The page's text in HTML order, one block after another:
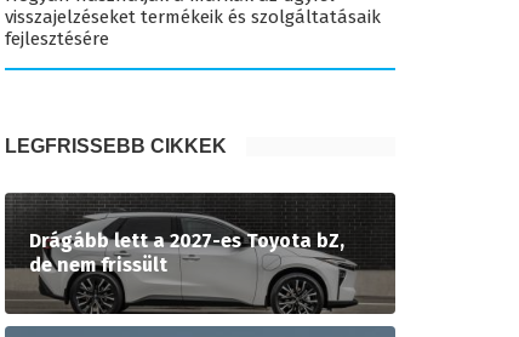
visszajelzéseket termékeik és szolgáltatásaik
fejlesztésére
LEGFRISSEBB CIKKEK
Drágább lett a 2027-es Toyota bZ,
de nem frissült